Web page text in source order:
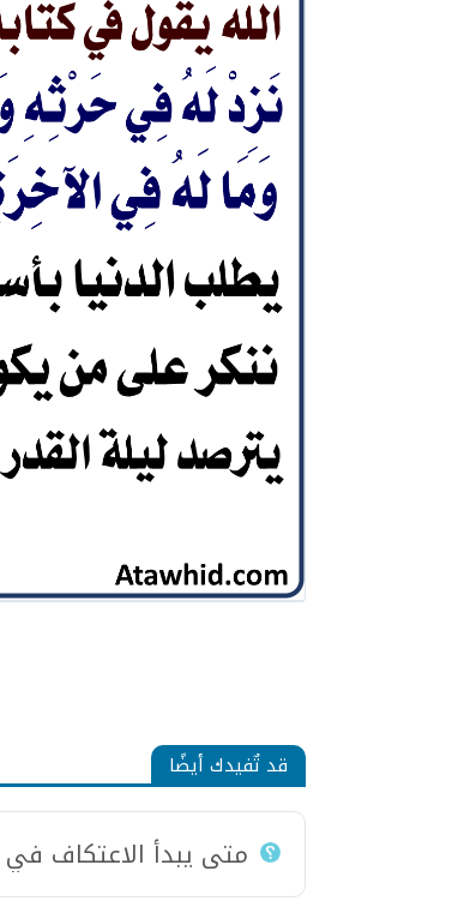
قد تٌفيدك أيضًا
متى يبدأ الاعتكاف في